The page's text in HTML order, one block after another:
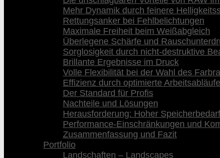
Mehr Dynamik durch feinere
Rettungsanker bei Fehlbelichtungen
Maximale Freiheit beim Weißabgleich
Überlegene Schärfe und
Sorglosigkeit durch nicht-destruktive
Brillante Ergebnisse im Druck
Volle Flexibilität bei der Wahl des
Effizienz durch optimierte Arbeitsabläufe
Der Standard für Profis
Nachteile und Lösungen
Herausforderung: Hoher Speicherbedarf
Performance-Einschränkungen und
Zusammenfassung und Fazit
Portfolio
Landschaften – Landscapes